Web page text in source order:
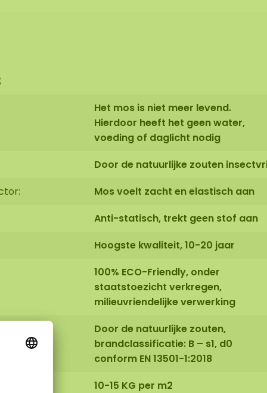
Het mos is niet meer levend.
Hierdoor heeft het geen water,
voeding of daglicht nodig
Door de natuurlijke zouten
Mos voelt zacht en elastisch aan
Anti-statisch, trekt geen stof aan
Hoogste kwaliteit, 10-20 jaar
100% ECO-Friendly, onder
staatstoezicht verkregen,
milieuvriendelijke verwerking
Door de natuurlijke zouten,
brandclassificatie: B – s1, d0
conform EN 13501-1:2018
10-15 KG per m2